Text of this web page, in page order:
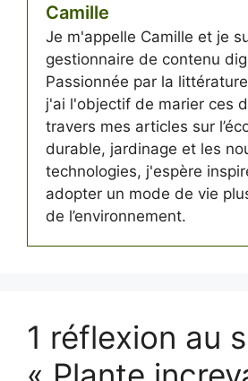
Camille
Je m'appelle Camille et je
gestionnaire de contenu
Passionnée par la
j'ai l'objectif de marier ces
travers mes articles sur
durable, jardinage et les
technologies, j'espère
adopter un mode de vie
de l’environnement.
1 réflexion au